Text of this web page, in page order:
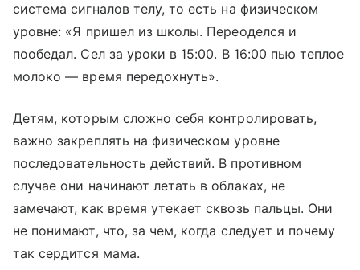
система сигналов телу, то есть на физическом
уровне: «Я пришел из школы. Переоделся и
пообедал. Сел за уроки в 15:00. В 16:00 пью теплое
молоко — время передохнуть».
Детям, которым сложно себя контролировать,
важно закреплять на физическом уровне
последовательность действий. В противном
случае они начинают летать в облаках, не
замечают, как время утекает сквозь пальцы. Они
не понимают, что, за чем, когда следует и почему
так сердится мама.